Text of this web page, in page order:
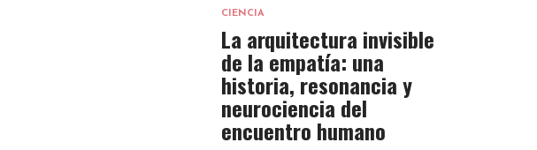
CIENCIA
La arquitectura invisible
de la empatía: una
historia, resonancia y
neurociencia del
encuentro humano